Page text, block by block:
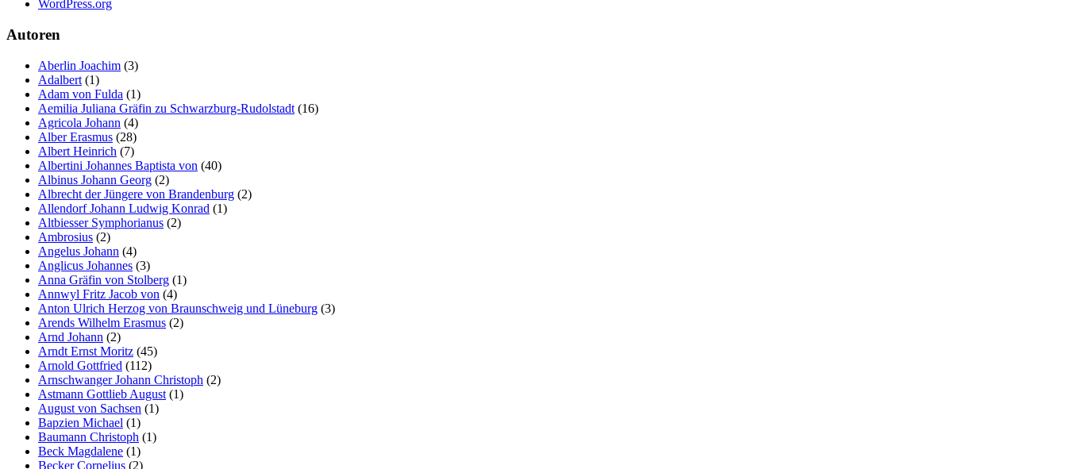
WordPress.org
Autoren
Aberlin Joachim (3)
Adalbert (1)
Adam von Fulda (1)
Aemilia Juliana Gräfin zu Schwarzburg-Rudolstadt (16)
Agricola Johann (4)
Alber Erasmus (28)
Albert Heinrich (7)
Albertini Johannes Baptista von (40)
Albinus Johann Georg (2)
Albrecht der Jüngere von Brandenburg (2)
Allendorf Johann Ludwig Konrad (1)
Altbiesser Symphorianus (2)
Ambrosius (2)
Angelus Johann (4)
Anglicus Johannes (3)
Anna Gräfin von Stolberg (1)
Annwyl Fritz Jacob von (4)
Anton Ulrich Herzog von Braunschweig und Lüneburg (3)
Arends Wilhelm Erasmus (2)
Arnd Johann (2)
Arndt Ernst Moritz (45)
Arnold Gottfried (112)
Arnschwanger Johann Christoph (2)
Astmann Gottlieb August (1)
August von Sachsen (1)
Bapzien Michael (1)
Baumann Christoph (1)
Beck Magdalene (1)
Becker Cornelius (2)
diese Cookies
verschwinden
Funktionen
von der
Website.
Marketing
Indem Sie uns Ihre
Interessen und Ihr
Verhalten beim
Besuch unserer
Website mitteilen,
erhöhen Sie die
Wahrscheinlichkeit,
personalisierte
Inhalte und
Angebote zu sehen.